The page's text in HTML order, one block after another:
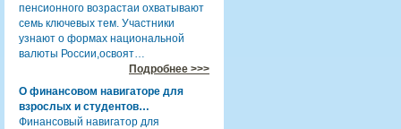
пенсионного возрастаи охватывают
семь ключевых тем. Участники
узнают о формах национальной
валюты России,освоят…
Подробнее >>>
О финансовом навигаторе для
взрослых и студентов…
Финансовый навигатор для